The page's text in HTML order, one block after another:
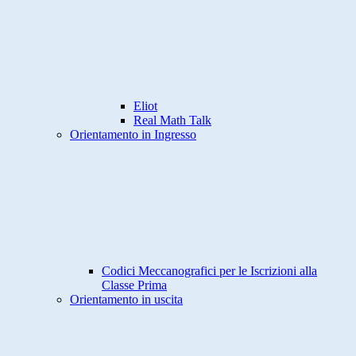
Eliot
Real Math Talk
Orientamento in Ingresso
Codici Meccanografici per le Iscrizioni alla
Classe Prima
Orientamento in uscita